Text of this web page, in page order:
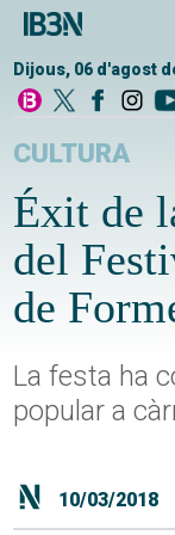
Dijous, 06 d'agost
CULTURA
Éxit de
del
de
La festa ha
popular a
10/03/2018